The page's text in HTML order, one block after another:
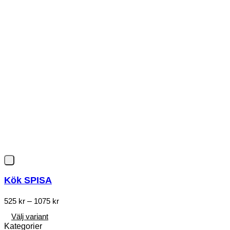
Kök SPISA
525 kr – 1075 krPrisintervall:
Välj variant
Den
Kategorier